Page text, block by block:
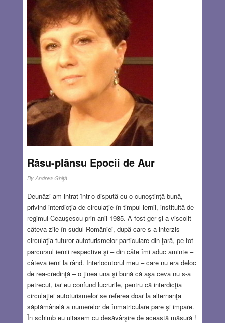
Râsu-plânsu Epocii de Aur
By Andrea Ghiţă
Deunăzi am intrat într-o dispută cu o cunoştinţă bună,
privind interdicţia de circulaţie în timpul iernii, instituită de
regimul Ceauşescu prin anii 1985. A fost ger şi a viscolit
câteva zile în sudul României, după care s-a interzis
circulaţia tuturor autoturismelor particulare din ţară, pe tot
parcursul iernii respective şi – din câte îmi aduc aminte –
câteva ierni la rând. Interlocutorul meu – care nu era deloc
de rea-credinţă – o ţinea una şi bună că aşa ceva nu s-a
petrecut, iar eu confund lucrurile, pentru că interdicţia
circulaţiei autoturismelor se referea doar la alternanţa
săptămânală a numerelor de înmatriculare pare şi impare.
În schimb eu uitasem cu desăvârşire de această măsură !